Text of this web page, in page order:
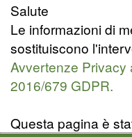
Salute
Le informazioni di
sostituiscono
Avvertenze Privacy
2016/679 GDPR.
Questa pagina è